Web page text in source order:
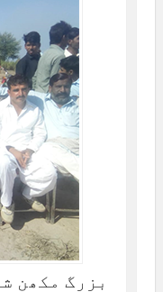
بزرگ مکھن